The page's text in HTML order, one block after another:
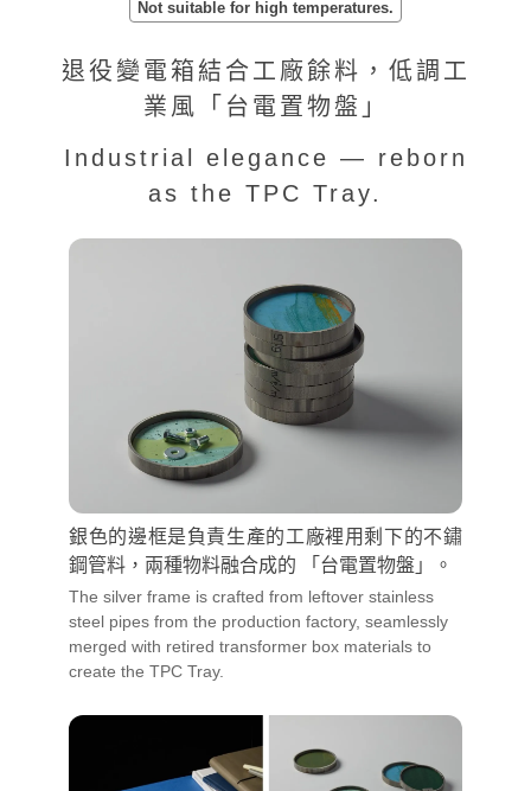
Not suitable for high temperatures.
退役變電箱結合工廠餘料，低調工
業風「台電置物盤」
Industrial elegance — reborn
as the TPC Tray.
銀色的邊框是負責生產的工廠裡用剩下的不鏽
鋼管料，兩種物料融合成的 「台電置物盤」。
The silver frame is crafted from leftover stainless
steel pipes from the production factory, seamlessly
merged with retired transformer box materials to
create the TPC Tray.